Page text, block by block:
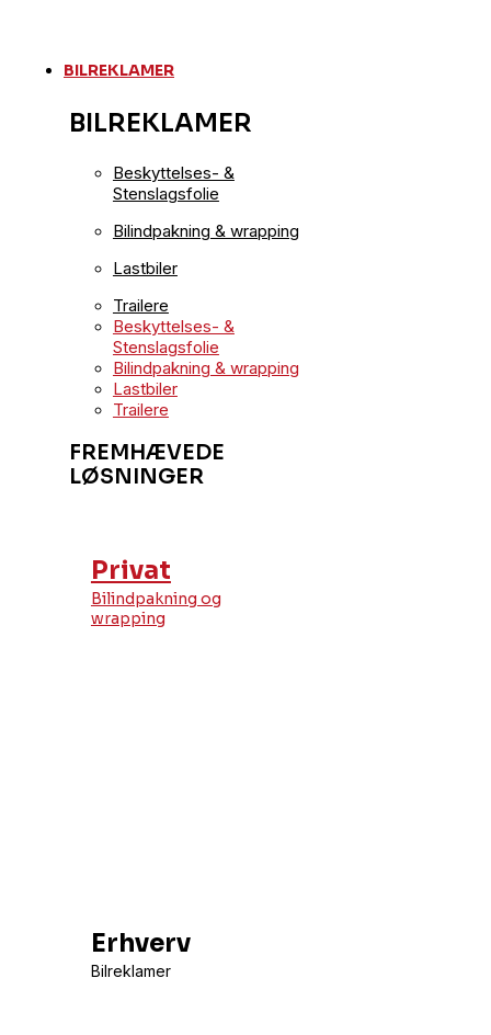
BILREKLAMER
BILREKLAMER
Beskyttelses- &
Stenslagsfolie
Bilindpakning & wrapping
Lastbiler
Trailere
Beskyttelses- &
Stenslagsfolie
Bilindpakning & wrapping
Lastbiler
Trailere
FREMHÆVEDE
LØSNINGER
Privat
Bilindpakning og
wrapping
Erhverv
Bilreklamer